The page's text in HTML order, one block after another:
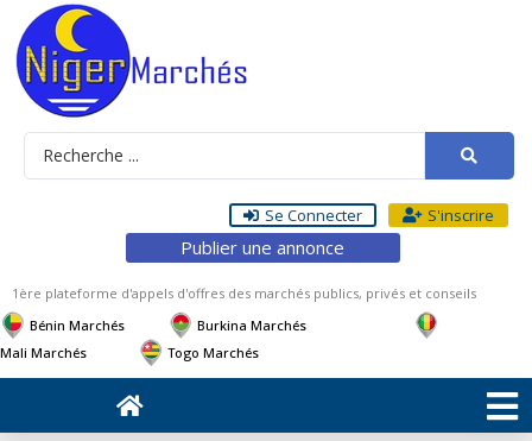
Se Connecter S'inscrire
Publier une annonce
1ère plateforme d'appels d'offres des marchés publics, privés et conseils
Bénin Marchés
Burkina Marchés
Mali Marchés
Togo Marchés